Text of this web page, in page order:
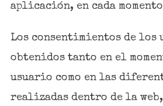
aplicación, en cada
Los consentimientos de los
obtenidos tanto en el
usuario como en las
realizadas dentro de la